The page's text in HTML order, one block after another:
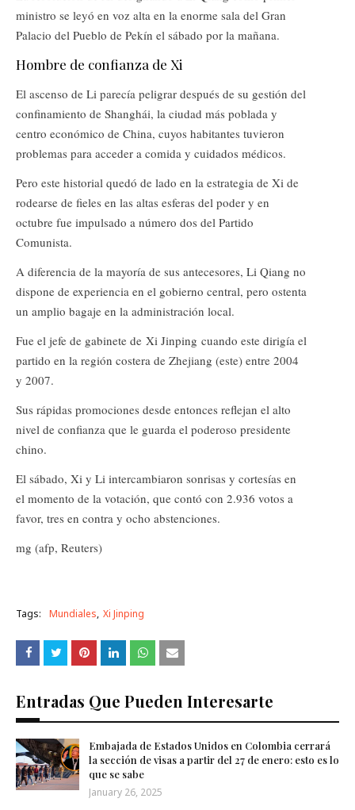
ministro se leyó en voz alta en la enorme sala del Gran
Palacio del Pueblo de Pekín el sábado por la mañana.
Hombre de confianza de Xi
El ascenso de Li parecía peligrar después de su gestión del
confinamiento de Shanghái, la ciudad más poblada y
centro económico de China, cuyos habitantes tuvieron
problemas para acceder a comida y cuidados médicos.
Pero este historial quedó de lado en la estrategia de Xi de
rodearse de fieles en las altas esferas del poder y en
octubre fue impulsado a número dos del Partido
Comunista.
A diferencia de la mayoría de sus antecesores, Li Qiang no
dispone de experiencia en el gobierno central, pero ostenta
un amplio bagaje en la administración local.
Fue el jefe de gabinete de Xi Jinping cuando este dirigía el
partido en la región costera de Zhejiang (este) entre 2004
y 2007.
Sus rápidas promociones desde entonces reflejan el alto
nivel de confianza que le guarda el poderoso presidente
chino.
El sábado, Xi y Li intercambiaron sonrisas y cortesías en
el momento de la votación, que contó con 2.936 votos a
favor, tres en contra y ocho abstenciones.
mg (afp, Reuters)
Tags: Mundiales Xi Jinping
Entradas Que Pueden Interesarte
Embajada de Estados Unidos en Colombia cerrará
la sección de visas a partir del 27 de enero: esto es lo
que se sabe
January 26, 2025